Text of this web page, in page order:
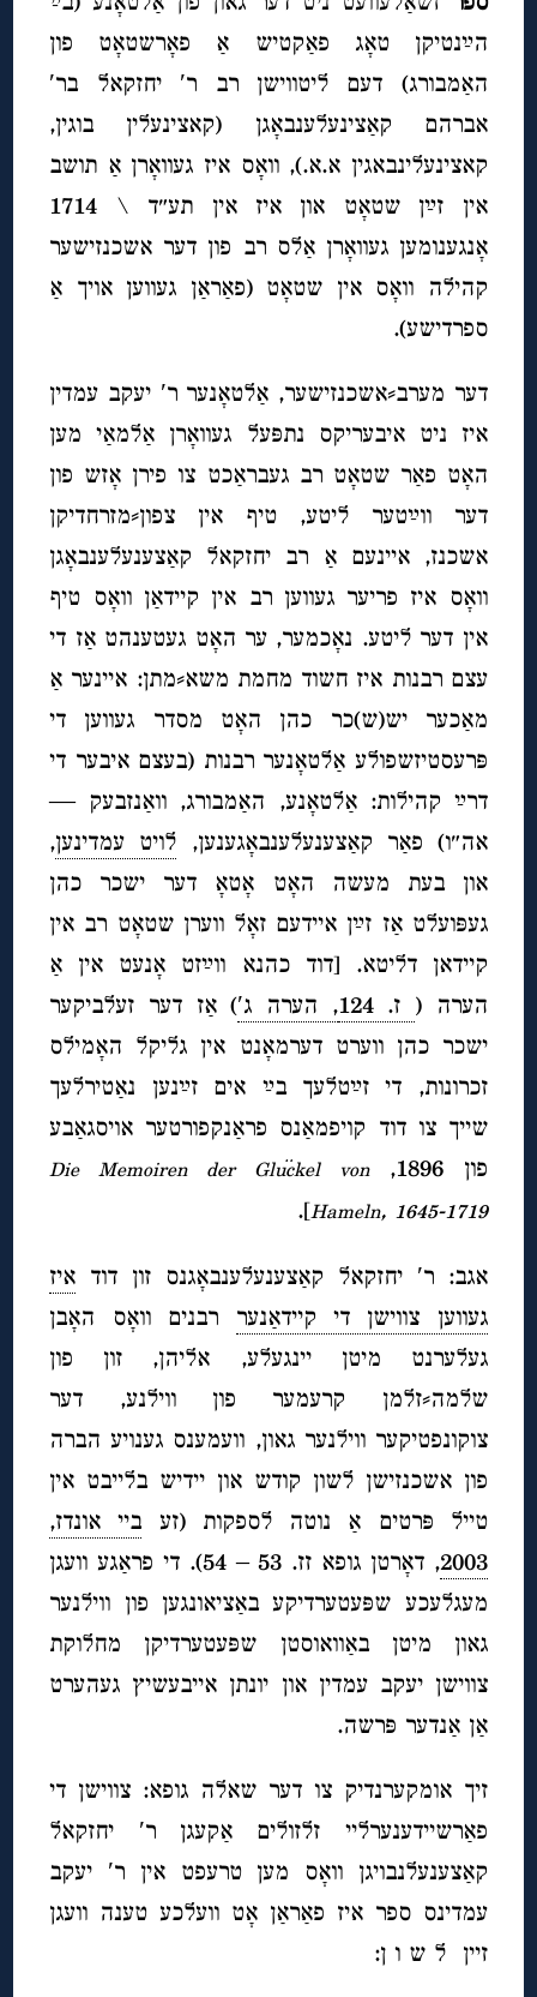
הײַנטיקן טאָג פאַקטיש אַ פאָרשטאָט פון
האַמבורג) דעם ליטווישן רב ר′ יחזקאל בר′
אברהם קאַצינעלענבאָגן (קאצינעלין בוגין,
קאצינעלינבאגין א.א.), וואָס איז געוואָרן אַ תושב
אין זײַן שטאָט און איז אין תע״ד \ 1714
אָנגענומען געוואָרן אַלס רב פון דער אשכנזישער
קהילה וואָס אין שטאָט (פאַראַן געווען אויך אַ
ספרדישע).
דער מערב⸗אשכנזישער, אַלטאָנער ר′ יעקב עמדין
איז ניט איבעריקס נתפּעל געוואָרן אַלמאַי מען
האָט פאַר שטאָט רב געבראַכט צו פירן אָזש פון
דער ווײַטער ליטע, טיף אין צפון⸗מזרחדיקן
אשכנז, איינעם אַ רב יחזקאל קאַצענעלענבאָגן
וואָס איז פריער געווען רב אין קיידאַן וואָס טיף
אין דער ליטע. נאָכמער, ער האָט געטענהט אַז די
עצם רבנות איז חשוד מחמת משא⸗מתן: איינער אַ
מאַכער יש(ש)כר כהן האָט מסדר געווען די
פּרעסטיזשפולע אַלטאָנער רבנות (בעצם איבער די
דרײַ קהילות: אַלטאָנע, האַמבורג, וואַנזבעק —
אה״ו) פאַר קאַצענעלענבאָגענען, לויט עמדינען,
און בעת מעשה האָט אָטאָ דער ישכר כהן
געפּועלט אַז זײַן איידעם זאָל ווערן שטאָט רב אין
קיידאן דליטא. [דוד כהנא ווײַזט אָנעט אין אַ
הערה ( ז. 124 , הערה ג′) אַז דער זעלביקער
ישכר כהן ווערט דערמאָנט אין גליקל האָמילס
זכרונות, די זײַטלעך בײַ אים זײַנען נאַטירלעך
שייך צו דוד קויפמאַנס פראַנקפורטער אויסגאַבע
פון 1896,
Die Memoiren der Glückel von
Hameln, 1645-1719
].
אגב: ר′ יחזקאל קאַצענעלענבאָגנס זון דוד איז
געווען צווישן די קיידאַנער רבנים וואָס האָבן
געלערנט מיטן יינגעלע, אליהן, זון פון
שלמה⸗זלמן קרעמער פון ווילנע, דער
צוקונפטיקער ווילנער גאון, וועמענס גענויע הברה
פון אשכנזישן לשון קודש און יידיש בלייבט אין
טייל פּרטים אַ נוטה לספקות (זע ביי אונדז,
2003
, דאָרטן גופא זז. 53 – 54). די פראַגע וועגן
מעגלעכע שפּעטערדיקע באַציאונגען פון ווילנער
גאון מיטן באַוואוסטן שפּעטערדיקן מחלוקת
צווישן יעקב עמדין און יונתן אייבעשיץ געהערט
אַן אַנדער פּרשה.
זיך אומקערנדיק צו דער שאלה גופא: צווישן די
פאַרשיידענערליי זלזולים אַקעגן ר′ יחזקאל
קאַצענעלנבויגן וואָס מען טרעפט אין ר′ יעקב
עמדינס ספר איז פאַראַן אָט וועלכע טענה וועגן
זיין ל ש ו ן: